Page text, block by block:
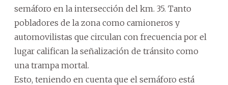
semáforo en la intersección del km. 35. Tanto
pobladores de la zona como camioneros y
automovilistas que circulan con frecuencia por el
lugar califican la señalización de tránsito como
una trampa mortal.
Esto, teniendo en cuenta que el semáforo está